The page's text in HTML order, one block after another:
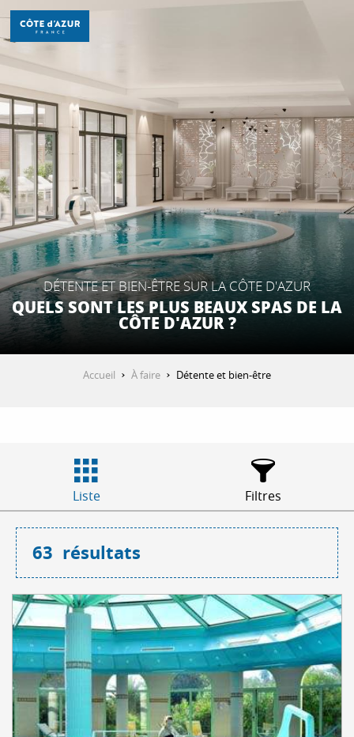
Aller
contenu
principal
DÉCOUVRIR
À FAIRE
SÉJOURNER
DÉTENTE ET BIEN-ÊTRE SUR LA CÔTE D'AZUR
QUELS SONT LES PLUS BEAUX SPAS DE LA
CÔTE D'AZUR ?
Accueil À faire Détente et bien-être
Liste Filtres
63 résultats